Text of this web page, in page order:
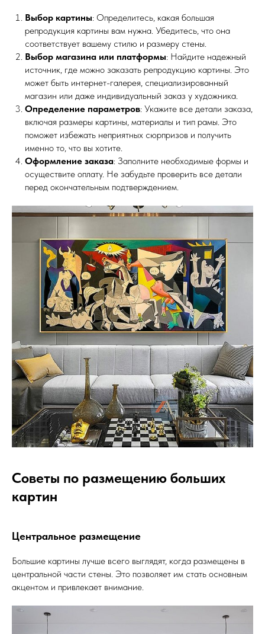
Выбор картины: Определитесь, какая большая
репродукция картины вам нужна. Убедитесь, что она
соответствует вашему стилю и размеру стены.
Выбор магазина или платформы: Найдите надежный
источник, где можно заказать репродукцию картины. Это
может быть интернет-галерея, специализированный
магазин или даже индивидуальный заказ у художника.
Определение параметров: Укажите все детали заказа,
включая размеры картины, материалы и тип рамы. Это
поможет избежать неприятных сюрпризов и получить
именно то, что вы хотите.
Оформление заказа: Заполните необходимые формы и
осуществите оплату. Не забудьте проверить все детали
перед окончательным подтверждением.
Советы по размещению больших
картин
Центральное размещение
Большие картины лучше всего выглядят, когда размещены в
центральной части стены. Это позволяет им стать основным
акцентом и привлекает внимание.